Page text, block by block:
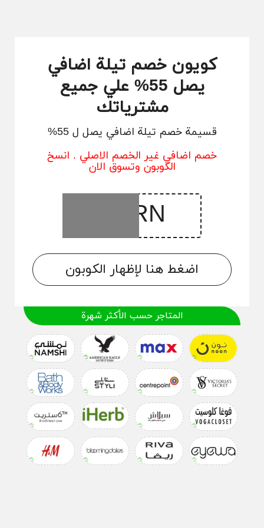
كويون خصم تيلة اضافي
يصل 55% علي جميع
مشترياتك
قسيمة خصم تيلة اضافي يصل ل 55%
خصم اضافي غير الخصم الاصلي . انسخ
الكوبون وتسوق الان
اضغط هنا لإظهار الكوبون
المتاجر حسب الأكثر شهرة